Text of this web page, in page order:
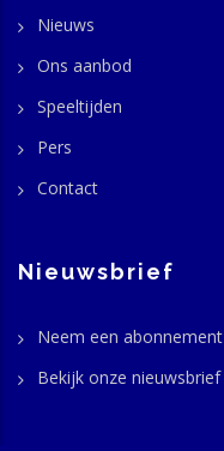
Nieuws
Ons aanbod
Speeltijden
Pers
Contact
Nieuwsbrief
Neem een abonnement
Bekijk onze nieuwsbrief